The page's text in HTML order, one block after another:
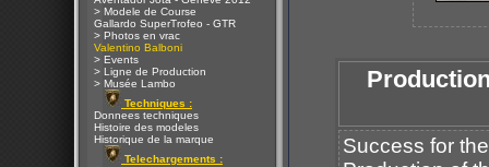
> Modele de Course
Gallardo SuperTrofeo - GTR
> Photos en vrac
Valentino Balboni
> Events
> Ligne de Production
> Musée Lambo
Techniques :
Donnees techniques
Histoire des modeles
Historique de la marque
Telechargements :
Success for